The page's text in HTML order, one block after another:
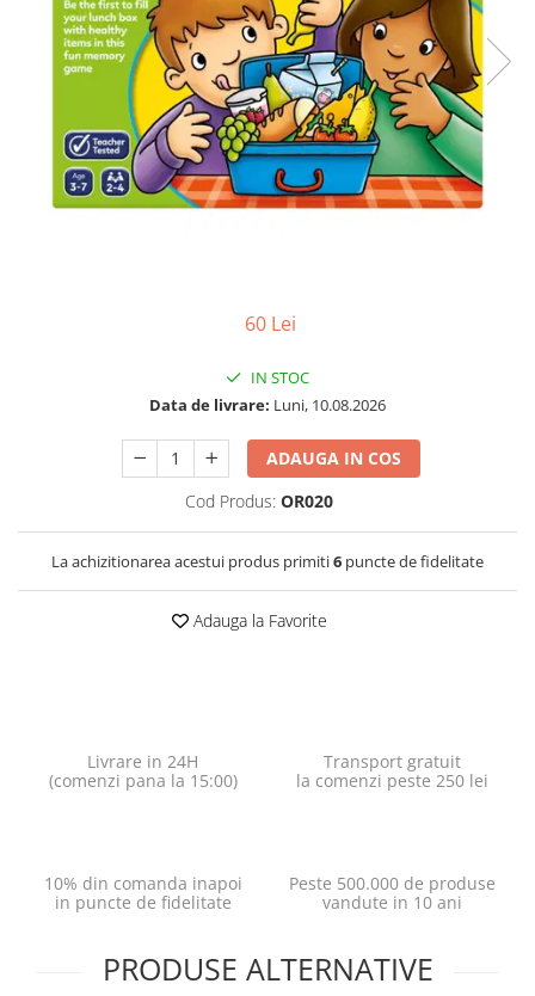
Jocuri pentru o persoana
Jocuri pentru 2 persoane
Game cunoscute
Carcassonne
Catan
Cluedo
Jocuri de societate in limba
Vezi toate jocurile de societate
Vezi toate produsele STEM
60 Lei
IN STOC
Data de livrare: Luni, 10.08.2026
ADAUGA IN COS
Cod Produs: OR020
La achizitionarea acestui produs primiti6 puncte de fidelitate
Adauga la Favorite
Livrare in 24H
(comenzi pana la 15:00)
Transport gratuit
la comenzi peste 250 lei
10% din comanda inapoi
in puncte de fidelitate
Peste 500.000 de produse
vandute in 10 ani
PRODUSE ALTERNATIVE